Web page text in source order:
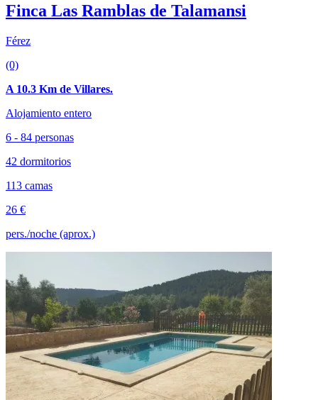
Finca Las Ramblas de Talamansi
Férez
(0)
A 10.3 Km de Villares.
Alojamiento entero
6 - 84 personas
42 dormitorios
113 camas
26 €
pers./noche (aprox.)